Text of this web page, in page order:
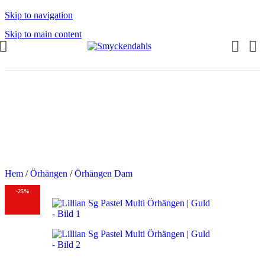
Skip to navigation
Skip to main content
Hem / Örhängen / Örhängen Dam
-25%